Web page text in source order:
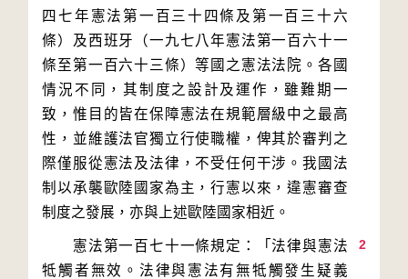
四七年憲法第一百三十四條及第一百三十六
條）及西班牙（一九七八年憲法第一百六十一
條至第一百六十三條）等國之憲法法院。各國
情況不同，其制度之設計及運作，雖難期一
致，惟目的皆在保障憲法在規範層級中之最高
性，並維護法官獨立行使職權，俾其於審判之
際僅服從憲法及法律，不受任何干涉。我國法
制以承襲歐陸國家為主，行憲以來，違憲審查
2
憲法第一百七十一條規定：「法律與憲法
牴觸者無效。法律與憲法有無牴觸發生疑義